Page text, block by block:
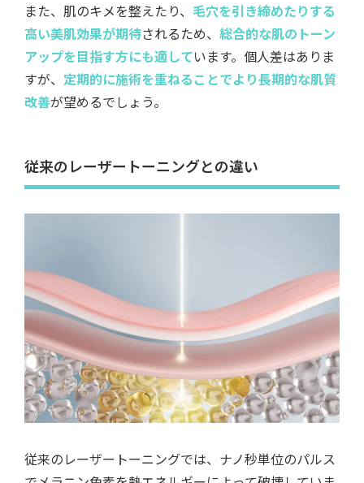
また、肌のキメを整えたり、 毛穴を引き締めたりする
高い美肌効果が期待されるため、 総合的な肌のトーン
アップを目指す方にも適しています。個人差はありま
すが、 定期的に施術を重ねることでより長期的な肌質
改善が望めるでしょう。
従来のレーザートーニングとの違い
従来のレーザートーニングでは、ナノ秒単位のパルス